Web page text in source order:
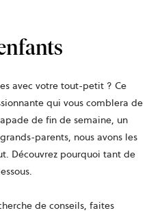
avec votre tout-petit ? Ce
qui vous comblera de
de fin de semaine, un
parents, nous avons les
Découvrez pourquoi tant de
de conseils, faites